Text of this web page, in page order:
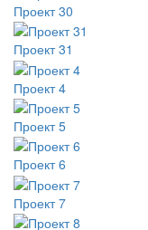
Проект 30
Проект 31
Проект 4
Проект 5
Проект 6
Проект 7